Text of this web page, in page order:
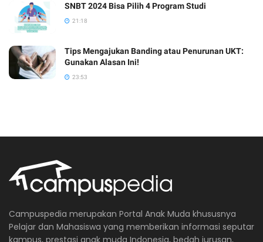
SNBT 2024 Bisa Pilih 4 Program Studi
21:18
Tips Mengajukan Banding atau Penurunan UKT:
Gunakan Alasan Ini!
23:53
Campuspedia merupakan Portal Anak Muda khususnya
Pelajar dan Mahasiswa yang memberikan informasi seputar
kampus, prestasi anak muda Indonesia, bedah jurusan,